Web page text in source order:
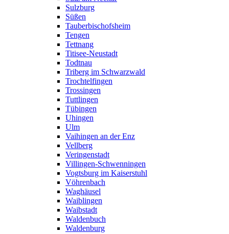
Sulzburg
Süßen
Tauberbischofsheim
Tengen
Tettnang
Titisee-Neustadt
Todtnau
Triberg im Schwarzwald
Trochtelfingen
Trossingen
Tuttlingen
Tübingen
Uhingen
Ulm
Vaihingen an der Enz
Vellberg
Veringenstadt
Villingen-Schwenningen
Vogtsburg im Kaiserstuhl
Vöhrenbach
Waghäusel
Waiblingen
Waibstadt
Waldenbuch
Waldenburg